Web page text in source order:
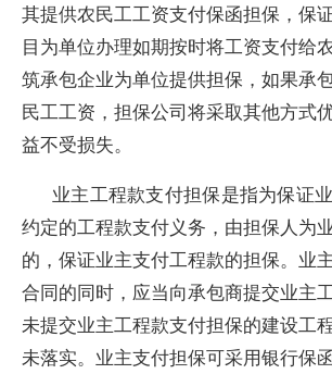
其提供农民工工资支付保函担保，保
目为单位办理如期按时将工资支付给
筑承包企业为单位提供担保，如果承
民工工资，担保公司将采取其他方式
益不受损失。
业主工程款支付担保是指为保证
约定的工程款支付义务，由担保人为
的，保证业主支付工程款的担保。业
合同的同时，应当向承包商提交业主
未提交业主工程款支付担保的建设工
未落实。业主支付担保可采用银行保